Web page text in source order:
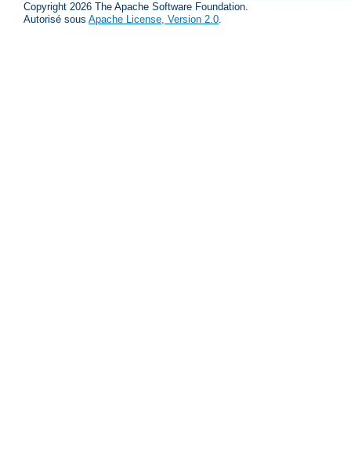
Copyright 2026 The Apache Software Foundation.
Autorisé sous Apache License, Version 2.0.